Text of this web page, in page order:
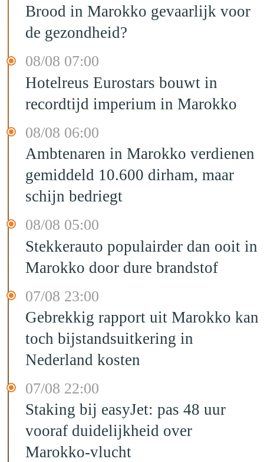
Brood in Marokko gevaarlijk voor
de gezondheid?
08/08 07:00
Hotelreus Eurostars bouwt in
recordtijd imperium in Marokko
08/08 06:00
Ambtenaren in Marokko verdienen
gemiddeld 10.600 dirham, maar
schijn bedriegt
08/08 05:00
Stekkerauto populairder dan ooit in
Marokko door dure brandstof
07/08 23:00
Gebrekkig rapport uit Marokko kan
toch bijstandsuitkering in
Nederland kosten
07/08 22:00
Staking bij easyJet: pas 48 uur
vooraf duidelijkheid over
Marokko-vlucht